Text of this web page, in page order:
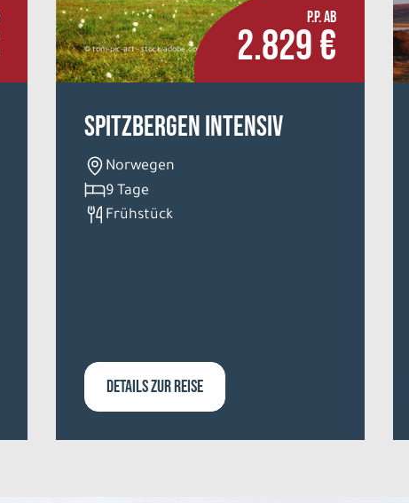
© tom-pic-art - stock.adobe.com
P.P. AB
2.829 €
Spitzbergen intensiv
Norwegen
9 Tage
Frühstück
DETAILS ZUR REISE